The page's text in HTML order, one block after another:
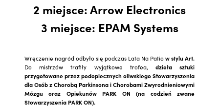
2 miejsce:Arrow Electronics
3 miejsce: EPAM Systems
Wręczenie nagród odbyło się podczas Lata Na Patiow stylu Art.
Do mistrzów trafiły wyjątkowe trofea, dzieła sztuki
przygotowane przez podopiecznych oliwskiego Stowarzyszenia
dla Osób z Chorobą Parkinsona i Chorobami Zwyrodnieniowymi
Mózgu oraz Opiekunów PARK ON (na codzień zwane
Stowarzyszenia PARK ON).